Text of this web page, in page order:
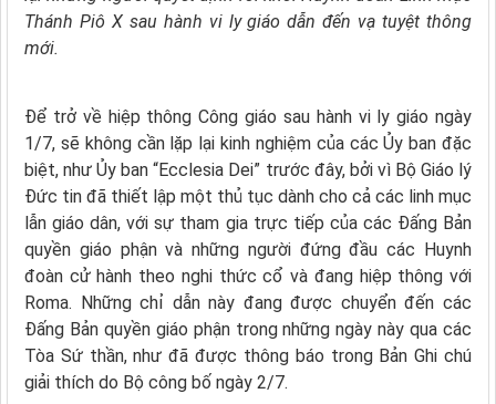
Thánh Piô X sau hành vi ly giáo dẫn đến vạ tuyệt thông
mới.
Để trở về hiệp thông Công giáo sau hành vi ly giáo ngày
1/7, sẽ không cần lặp lại kinh nghiệm của các Ủy ban đặc
biệt, như Ủy ban “Ecclesia Dei” trước đây, bởi vì Bộ Giáo lý
Đức tin đã thiết lập một thủ tục dành cho cả các linh mục
lẫn giáo dân, với sự tham gia trực tiếp của các Đấng Bản
quyền giáo phận và những người đứng đầu các Huynh
đoàn cử hành theo nghi thức cổ và đang hiệp thông với
Roma. Những chỉ dẫn này đang được chuyển đến các
Đấng Bản quyền giáo phận trong những ngày này qua các
Tòa Sứ thần, như đã được thông báo trong Bản Ghi chú
giải thích do Bộ công bố ngày 2/7.